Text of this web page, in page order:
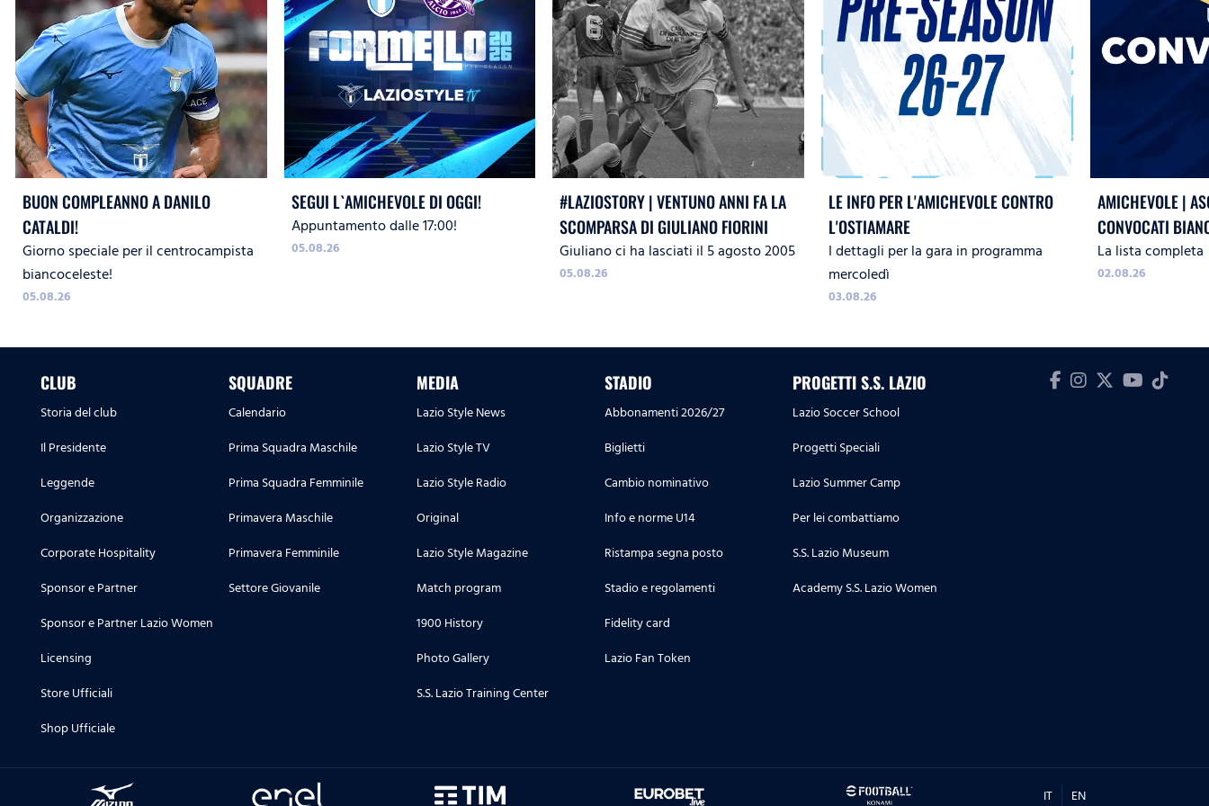
BUON COMPLEANNO A DANILO
CATALDI!
Giorno speciale per il centrocampista
biancoceleste!
05.08.26
SEGUI L`AMICHEVOLE DI OGGI!
Appuntamento dalle 17:00!
05.08.26
#LAZIOSTORY | VENTUNO ANNI FA LA
SCOMPARSA DI GIULIANO FIORINI
Giuliano ci ha lasciati il 5 agosto 2005
05.08.26
LE INFO PER L'AMICHEVOLE CONTRO
L'OSTIAMARE
I dettagli per la gara in programma
mercoledì
03.08.26
AMICHEVOLE |
CONVOCATI
La lista completa
02.08.26
CLUB
Storia del club
Il Presidente
Leggende
Organizzazione
Corporate Hospitality
Sponsor e Partner
Sponsor e Partner Lazio Women
Licensing
Store Ufficiali
Shop Ufficiale
SQUADRE
Calendario
Prima Squadra Maschile
Prima Squadra Femminile
Primavera Maschile
Primavera Femminile
Settore Giovanile
MEDIA
Lazio Style News
Lazio Style TV
Lazio Style Radio
Original
Lazio Style Magazine
Match program
1900 History
Photo Gallery
S.S. Lazio Training Center
STADIO
Abbonamenti 2026/27
Biglietti
Cambio nominativo
Info e norme U14
Ristampa segna posto
Stadio e regolamenti
Fidelity card
Lazio Fan Token
PROGETTI S.S. LAZIO
Lazio Soccer School
Progetti Speciali
Lazio Summer Camp
Per lei combattiamo
S.S. Lazio Museum
Academy S.S. Lazio Women
IT EN